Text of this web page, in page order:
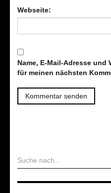
Webseite:
Name, E-Mail-Adresse und
für meinen nächsten